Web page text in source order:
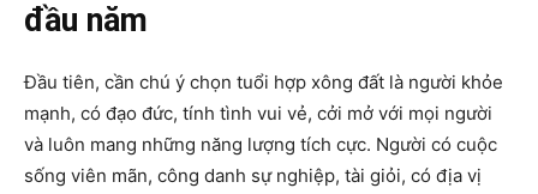
đầu năm
Đầu tiên, cần chú ý chọn tuổi hợp xông đất là người khỏe
mạnh, có đạo đức, tính tình vui vẻ, cởi mở với mọi người
và luôn mang những năng lượng tích cực. Người có cuộc
sống viên mãn, công danh sự nghiệp, tài giỏi, có địa vị